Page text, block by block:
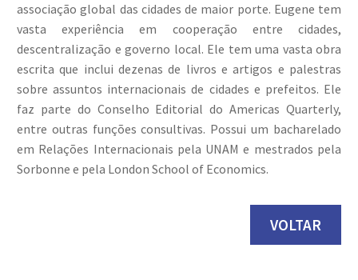
associação global das cidades de maior porte. Eugene tem
vasta experiência em cooperação entre cidades,
descentralização e governo local. Ele tem uma vasta obra
escrita que inclui dezenas de livros e artigos e palestras
sobre assuntos internacionais de cidades e prefeitos. Ele
faz parte do Conselho Editorial do Americas Quarterly,
entre outras funções consultivas. Possui um bacharelado
em Relações Internacionais pela UNAM e mestrados pela
Sorbonne e pela London School of Economics.
VOLTAR